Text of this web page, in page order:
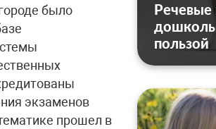
было
экзаменов
прошел в
Речевые
пользой